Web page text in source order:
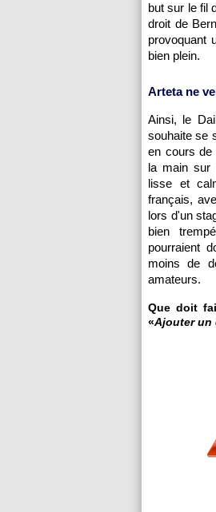
but sur le fil
droit de
provoquant
bien plein.
Arteta ne
Ainsi, le
souhaite se
en cours de
la main sur
lisse et
français,
lors d'un
bien
pourraient
moins de
amateurs.
Que doit
«Ajouter un